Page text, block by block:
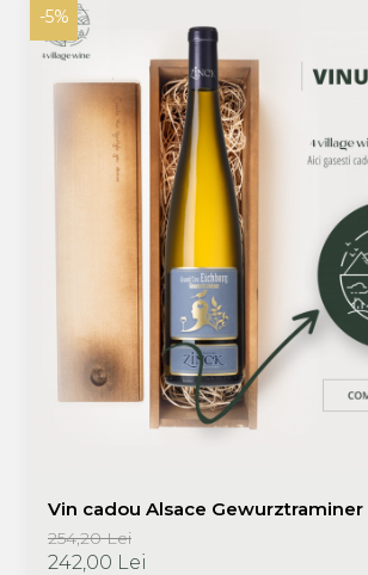
-5%
Vin cadou Alsace Gewurztraminer Grand Cru
Eichberg 2019 + cutie lemn,
Promotie vinuri cadou
254,20 Lei
242,00 Lei